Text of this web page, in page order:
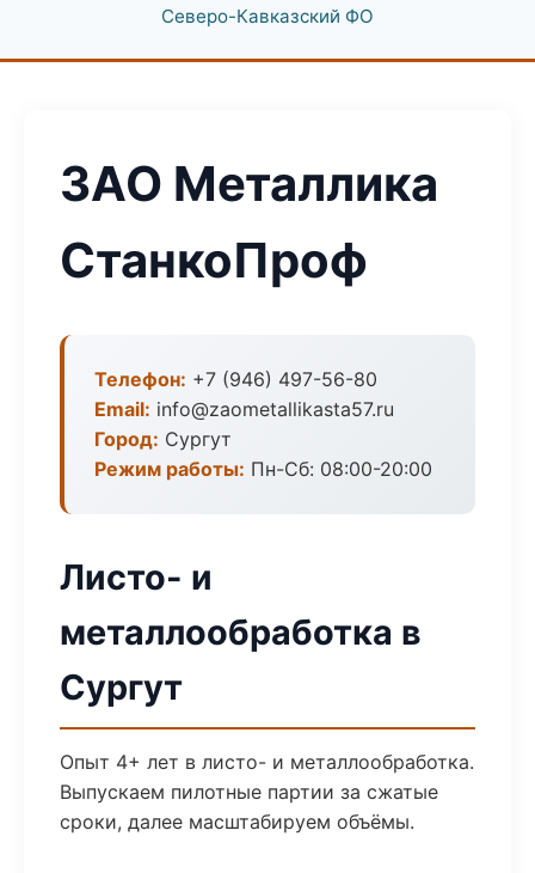
Северо-Кавказский ФО
ЗАО Металлика
СтанкоПроф
Телефон: +7 (946) 497-56-80
Email: info@zaometallikasta57.ru
Город: Сургут
Режим работы: Пн-Сб: 08:00-20:00
Листо- и
металлообработка в
Сургут
Опыт 4+ лет в листо- и металлообработка.
Выпускаем пилотные партии за сжатые
сроки, далее масштабируем объёмы.